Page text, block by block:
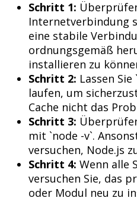
Schritt 1:
Internetverbindung
eine stabile
ordnungsgemäß
installieren zu
Schritt 2: Lassen
laufen, um
Cache nicht das
Schritt 3:
mit `node -v`.
versuchen, Node.js
Schritt 4: Wenn alle
versuchen Sie, das
oder Modul neu zu